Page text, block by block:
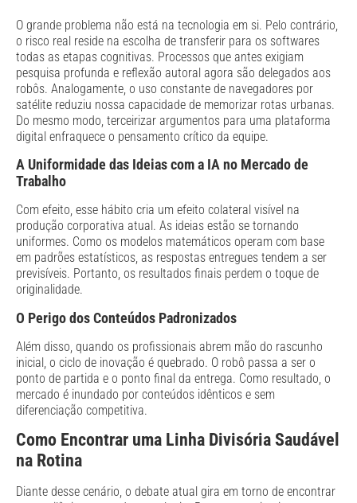
O grande problema não está na tecnologia em si. Pelo contrário,
o risco real reside na escolha de transferir para os softwares
todas as etapas cognitivas. Processos que antes exigiam
pesquisa profunda e reflexão autoral agora são delegados aos
robôs. Analogamente, o uso constante de navegadores por
satélite reduziu nossa capacidade de memorizar rotas urbanas.
Do mesmo modo, terceirizar argumentos para uma plataforma
digital enfraquece o pensamento crítico da equipe.
A Uniformidade das Ideias com a IA no Mercado de
Trabalho
Com efeito, esse hábito cria um efeito colateral visível na
produção corporativa atual. As ideias estão se tornando
uniformes. Como os modelos matemáticos operam com base
em padrões estatísticos, as respostas entregues tendem a ser
previsíveis. Portanto, os resultados finais perdem o toque de
originalidade.
O Perigo dos Conteúdos Padronizados
Além disso, quando os profissionais abrem mão do rascunho
inicial, o ciclo de inovação é quebrado. O robô passa a ser o
ponto de partida e o ponto final da entrega. Como resultado, o
mercado é inundado por conteúdos idênticos e sem
diferenciação competitiva.
Como Encontrar uma Linha Divisória Saudável
na Rotina
Diante desse cenário, o debate atual gira em torno de encontrar